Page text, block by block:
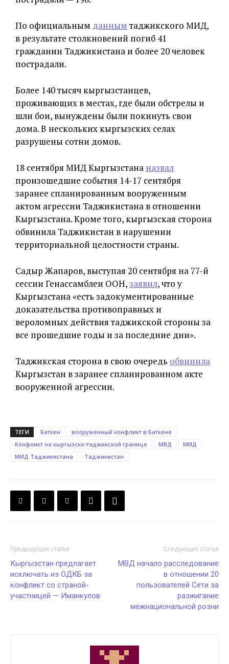
По официальным данным таджикского МИД,
в результате столкновений погиб 41
гражданин Таджикистана и более 20 человек
пострадали.
Более 140 тысяч кыргызстанцев,
проживающих в местах, где были обстрелы и
шли бои, вынуждены были покинуть свои
дома. В нескольких кыргызских селах
разрушены сотни домов.
18 сентября МИД Кыргызстана назвал
произошедшие события 14-17 сентября
заранее спланированным вооруженным
актом агрессии Таджикистана в отношении
Кыргызстана. Кроме того, кыргызская сторона
обвинила Таджикистан в нарушении
территориальной целостности страны.
Садыр Жапаров, выступая 20 сентября на 77-й
сессии Генассамблеи ООН,заявил, что у
Кыргызстана «есть задокументированные
доказательства противоправных и
вероломных действия таджикской стороны за
все прошедшие годы и за последние дни».
Таджикская сторона в свою очередь обвинила
Кыргызстан в заранее спланированном акте
вооруженной агрессии.
ТЕГИ Баткен
вооруженный конфликт в Баткене
Конфликт на кыргызско-таджикской границе
МВД
МИД
МИД Таджикистана
Таджикистан
Предыдущая статья
Кыргызстан предлагает
исключать из ОДКБ за
конфликт со страной-
участницей — Иманкулов
Следующая статья
МВД начало расследование
в отношении 20
пользователей Сети за
разжигание
межнациональной розни